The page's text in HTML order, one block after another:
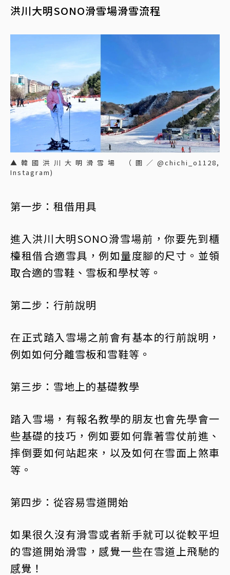
洪川大明SONO滑雪場滑雪流程
▲韓國洪川大明滑雪場 （圖／@chichi_o1128,
Instagram)
第一步：租借用具
進入洪川大明SONO滑雪場前，你要先到櫃
檯租借合適雪具，例如量度腳的尺寸。並領
取合適的雪鞋、雪板和學杖等。
第二步：行前說明
在正式踏入雪場之前會有基本的行前說明，
例如如何分離雪板和雪鞋等。
第三步：雪地上的基礎教學
踏入雪場，有報名教學的朋友也會先學會一
些基礎的技巧，例如要如何靠著雪仗前進、
摔倒要如何站起來，以及如何在雪面上煞車
等。
第四步：從容易雪道開始
如果很久沒有滑雪或者新手就可以從較平坦
的雪道開始滑雪，感覺一些在雪道上飛馳的
感覺！